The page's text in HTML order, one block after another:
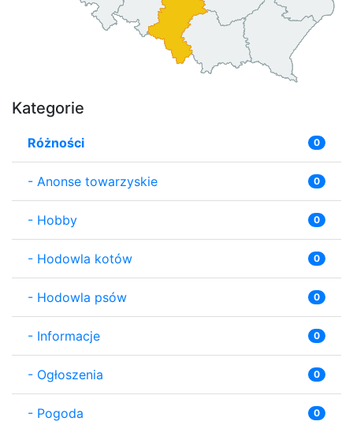
Kategorie
Różności 0
- Anonse towarzyskie 0
- Hobby 0
- Hodowla kotów 0
- Hodowla psów 0
- Informacje 0
- Ogłoszenia 0
- Pogoda 0